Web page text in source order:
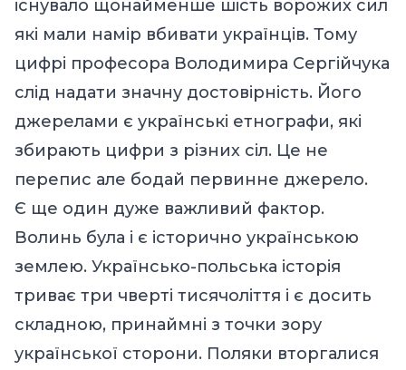
існувало щонайменше шість ворожих сил
які мали намір вбивати українців. Тому
цифрі професора Володимира Сергійчука
слід надати значну достовірність. Його
джерелами є українські етнографи, які
збирають цифри з різних сіл. Це не
перепис але бодай первинне джерело.
Є ще один дуже важливий фактор.
Волинь була і є історично українською
землею. Українсько-польська історія
триває три чверті тисячоліття і є досить
складною, принаймні з точки зору
української сторони. Поляки вторгалися